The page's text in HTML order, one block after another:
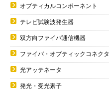
オプティカルコンポーネント
テレビ試験波発生器
双方向ファイバ通信機器
ファイバ・オプティックコネクタ
光アッテネータ
発光・受光素子